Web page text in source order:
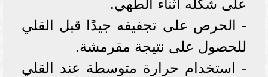
على شكله أثناء الطهي.
- الحرص على تجفيفه جيدًا قبل القلي
للحصول على نتيجة مقرمشة.
- استخدام حرارة متوسطة عند القلي